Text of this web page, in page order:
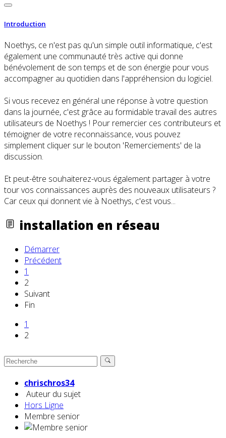
Introduction
Noethys, ce n'est pas qu'un simple outil informatique, c'est
également une communauté très active qui donne
bénévolement de son temps et de son énergie pour vous
accompagner au quotidien dans l'appréhension du logiciel.
Si vous recevez en général une réponse à votre question
dans la journée, c'est grâce au formidable travail des autres
utilisateurs de Noethys ! Pour remercier ces contributeurs et
témoigner de votre reconnaissance, vous pouvez
simplement cliquer sur le bouton 'Remerciements' de la
discussion.
Et peut-être souhaiterez-vous également partager à votre
tour vos connaissances auprès des nouveaux utilisateurs ?
Car ceux qui donnent vie à Noethys, c'est vous...
installation en réseau
Démarrer
Précédent
1
2
Suivant
Fin
1
2
chrischros34
Auteur du sujet
Hors Ligne
Membre senior